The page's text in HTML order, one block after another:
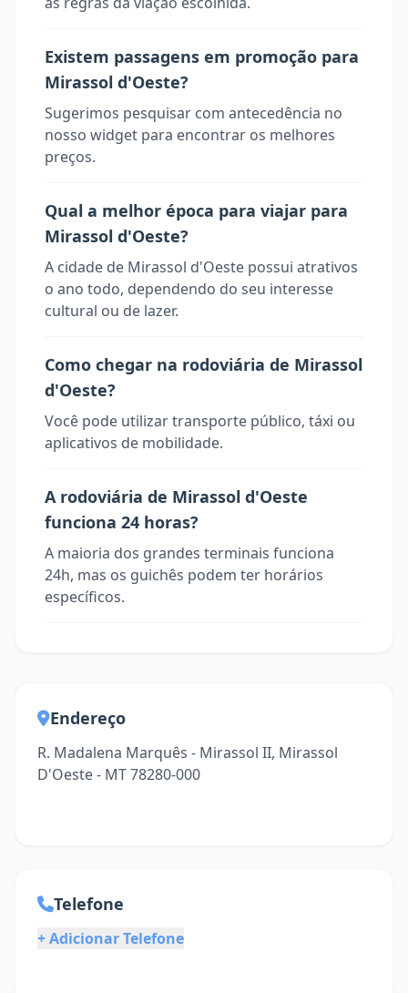
Existem passagens em promoção para
Mirassol d'Oeste?
Sugerimos pesquisar com antecedência no
nosso widget para encontrar os melhores
preços.
Qual a melhor época para viajar para
Mirassol d'Oeste?
A cidade de Mirassol d'Oeste possui atrativos
o ano todo, dependendo do seu interesse
cultural ou de lazer.
Como chegar na rodoviária de Mirassol
d'Oeste?
Você pode utilizar transporte público, táxi ou
aplicativos de mobilidade.
A rodoviária de Mirassol d'Oeste
funciona 24 horas?
A maioria dos grandes terminais funciona
24h, mas os guichês podem ter horários
específicos.
Endereço
R. Madalena Marquês - Mirassol II, Mirassol
D'Oeste - MT 78280-000
Telefone
+ Adicionar Telefone